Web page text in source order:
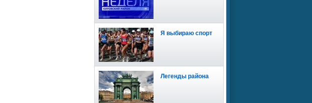
Я выбираю спорт
Легенды района